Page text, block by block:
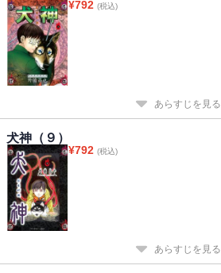
¥792 (税込)
あらすじを見る
犬神（９）
¥792 (税込)
あらすじを見る